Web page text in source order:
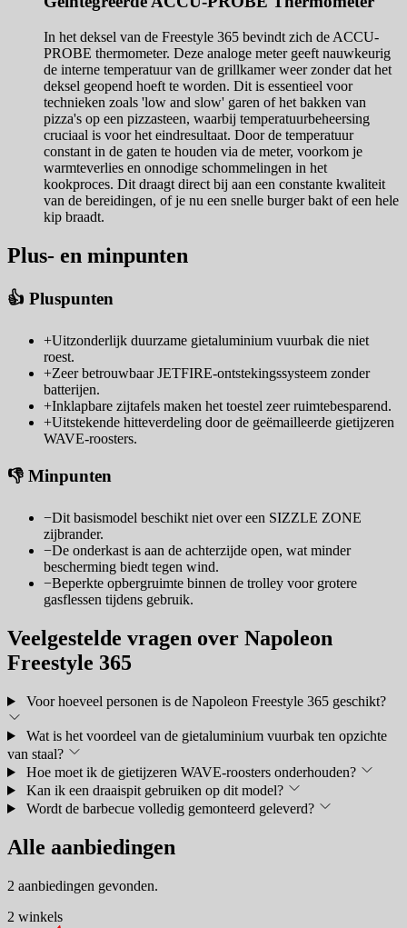
In het deksel van de Freestyle 365 bevindt zich de ACCU-
PROBE thermometer. Deze analoge meter geeft nauwkeurig
de interne temperatuur van de grillkamer weer zonder dat het
deksel geopend hoeft te worden. Dit is essentieel voor
technieken zoals 'low and slow' garen of het bakken van
pizza's op een pizzasteen, waarbij temperatuurbeheersing
cruciaal is voor het eindresultaat. Door de temperatuur
constant in de gaten te houden via de meter, voorkom je
warmteverlies en onnodige schommelingen in het
kookproces. Dit draagt direct bij aan een constante kwaliteit
van de bereidingen, of je nu een snelle burger bakt of een hele
kip braadt.
Plus- en minpunten
👍 Pluspunten
+Uitzonderlijk duurzame gietaluminium vuurbak die niet
roest.
+Zeer betrouwbaar JETFIRE-ontstekingssysteem zonder
batterijen.
+Inklapbare zijtafels maken het toestel zeer ruimtebesparend.
+Uitstekende hitteverdeling door de geëmailleerde gietijzeren
WAVE-roosters.
👎 Minpunten
−Dit basismodel beschikt niet over een SIZZLE ZONE
zijbrander.
−De onderkast is aan de achterzijde open, wat minder
bescherming biedt tegen wind.
−Beperkte opbergruimte binnen de trolley voor grotere
gasflessen tijdens gebruik.
Veelgestelde vragen over Napoleon
Freestyle 365
Voor hoeveel personen is de Napoleon Freestyle 365 geschikt?
Wat is het voordeel van de gietaluminium vuurbak ten opzichte
van staal?
Hoe moet ik de gietijzeren WAVE-roosters onderhouden?
Kan ik een draaispit gebruiken op dit model?
Wordt de barbecue volledig gemonteerd geleverd?
Alle aanbiedingen
2 aanbiedingen gevonden.
2 winkels